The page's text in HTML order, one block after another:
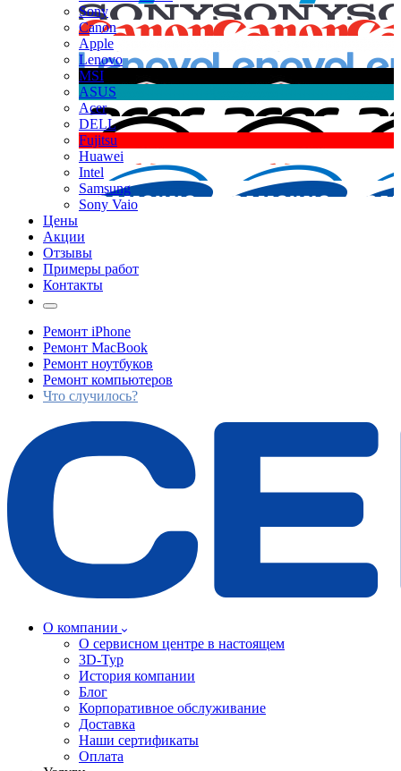
Sony
Canon
Apple
Lenovo
MSI
ASUS
Acer
DELL
Fujitsu
Huawei
Intel
Samsung
Sony Vaio
Цены
Акции
Отзывы
Примеры работ
Контакты
Ремонт iPhone
Ремонт MacBook
Ремонт ноутбуков
Ремонт компьютеров
Что случилось?
О компании
О сервисном центре в настоящем
3D-Тур
История компании
Блог
Корпоративное обслуживание
Доставка
Наши сертификаты
Оплата